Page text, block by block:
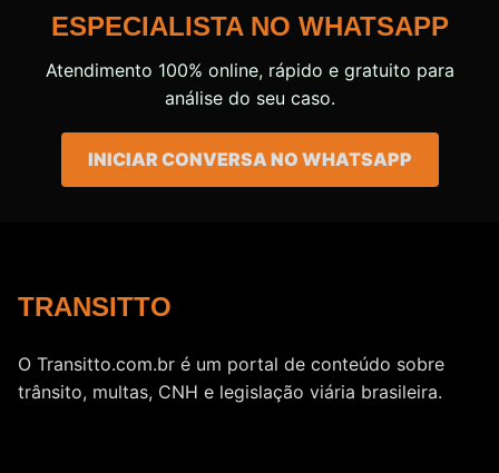
ESPECIALISTA NO WHATSAPP
Atendimento 100% online, rápido e gratuito para
análise do seu caso.
INICIAR CONVERSA NO WHATSAPP
TRANSITTO
O Transitto.com.br é um portal de conteúdo sobre
trânsito, multas, CNH e legislação viária brasileira.